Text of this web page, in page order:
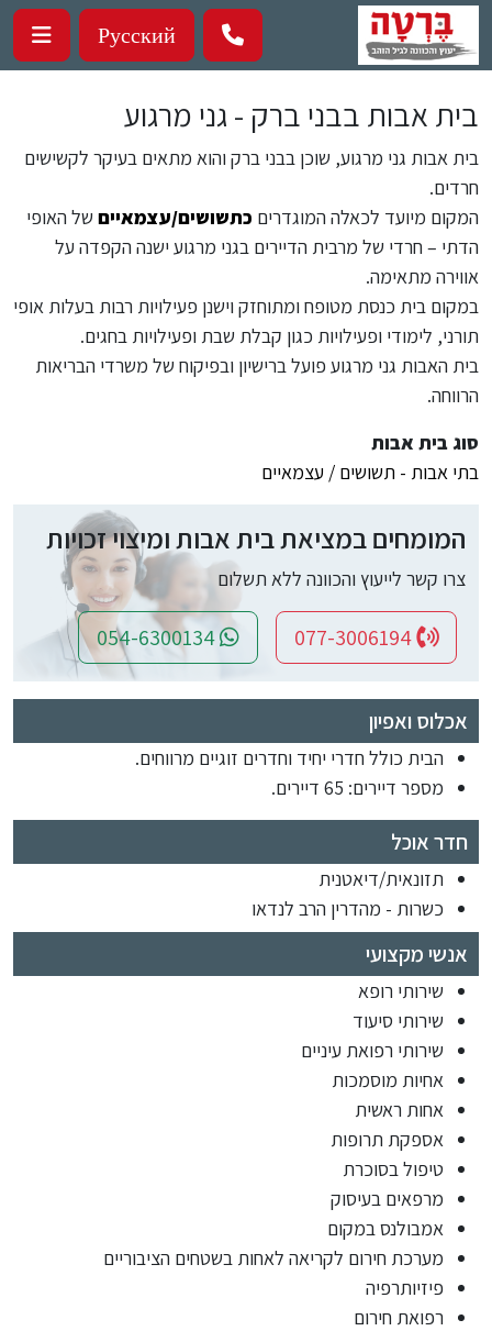
דילוג לתוכן העיקרי
Русский
בית אבות בבני ברק - גני מרגוע
בית אבות גני מרגוע, שוכן בבני ברק והוא מתאים בעיקר לקשישים
חרדים.
המקום מיועד לכאלה המוגדרים כתשושים/עצמאיים של האופי
הדתי – חרדי של מרבית הדיירים בגני מרגוע ישנה הקפדה על
אווירה מתאימה.
במקום בית כנסת מטופח ומתוחזק וישנן פעילויות רבות בעלות אופי
תורני, לימודי ופעילויות כגון קבלת שבת ופעילויות בחגים.
בית האבות גני מרגוע פועל ברישיון ובפיקוח של משרדי הבריאות
הרווחה.
סוג בית אבות
בתי אבות - תשושים / עצמאיים
המומחים במציאת בית אבות ומיצוי זכויות
צרו קשר לייעוץ והכוונה ללא תשלום
אכלוס ואפיון
הבית כולל חדרי יחיד וחדרים זוגיים מרווחים.
מספר דיירים: 65 דיירים.
חדר אוכל
תזונאית/דיאטנית
כשרות - מהדרין הרב לנדאו
אנשי מקצועי
שירותי רופא
שירותי סיעוד
שירותי רפואת עיניים
אחיות מוסמכות
אחות ראשית
אספקת תרופות
טיפול בסוכרת
מרפאים בעיסוק
אמבולנס במקום
מערכת חירום לקריאה לאחות בשטחים הציבוריים
פיזיותרפיה
רפואת חירום